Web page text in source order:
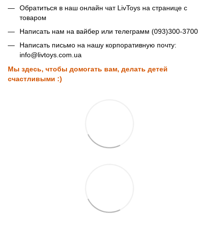
Обратиться в наш онлайн чат LivToys на странице с
товаром
Написать нам на вайбер или телеграмм (093)300-3700
Написать письмо на нашу корпоративную почту:
info@livtoys.com.ua
Мы здесь, чтобы домогать вам, делать детей
счастливыми :)